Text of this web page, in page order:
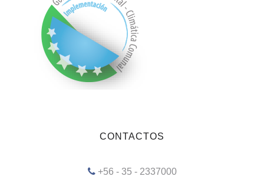
CONTACTOS
+56 - 35 - 2337000